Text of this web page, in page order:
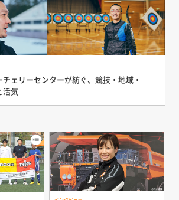
チェリーセンターが紡ぐ、競技・地域・
活気